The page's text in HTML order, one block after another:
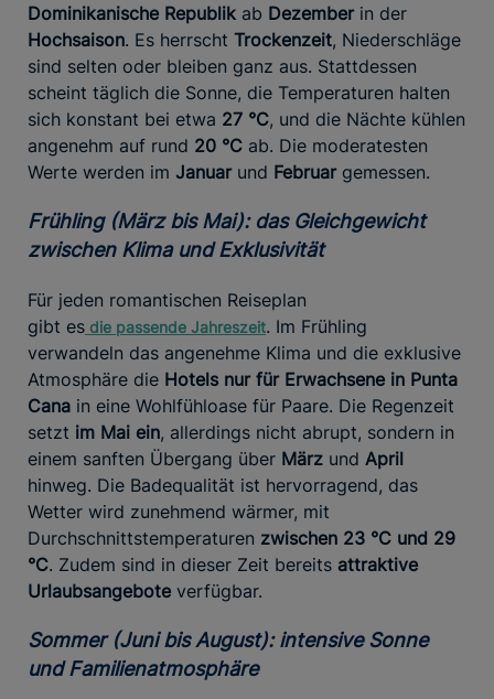
Dominikanische Republik ab Dezemberin der
Hochsaison. Es herrscht Trockenzeit, Niederschläge
sind selten oder bleiben ganz aus. Stattdessen
scheint täglich die Sonne, die Temperaturen halten
sich konstant bei etwa 27 °C, und die Nächte kühlen
angenehm auf rund 20 °C ab. Die moderatesten
Werte werden im Januarund Februargemessen.
Frühling (März bis Mai): das Gleichgewicht
zwischen Klima und Exklusivität
Für jeden romantischen Reiseplan
gibt es die passende Jahreszeit. Im Frühling
verwandeln das angenehme Klima und die exklusive
Atmosphäre die Hotels nur für Erwachsene in Punta
Cana in eine Wohlfühloase für Paare. Die Regenzeit
setzt im Mai ein, allerdings nicht abrupt, sondern in
einem sanften Übergang über März und April
hinweg. Die Badequalität ist hervorragend, das
Wetter wird zunehmend wärmer, mit
Durchschnittstemperaturen zwischen 23 °C und 29
°C. Zudem sind in dieser Zeit bereits attraktive
Urlaubsangebote verfügbar.
Sommer (Juni bis August): intensive Sonne
und Familienatmosphäre